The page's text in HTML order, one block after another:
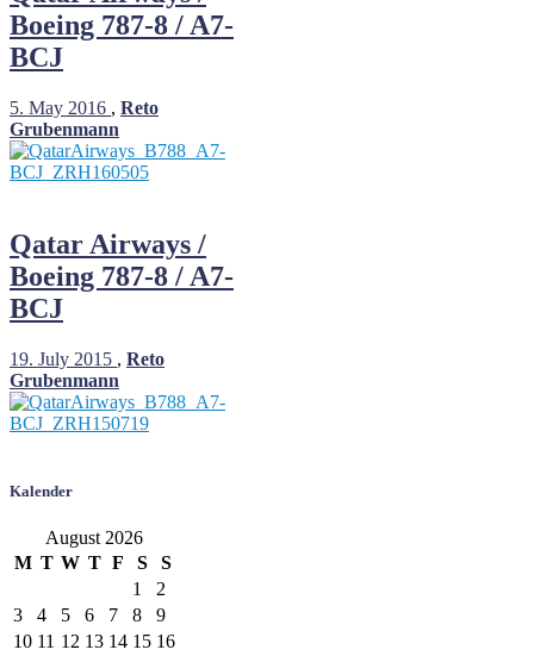
Boeing 787-8 / A7-
BCJ
5. May 2016 , Reto
Grubenmann
Qatar Airways /
Boeing 787-8 / A7-
BCJ
19. July 2015 , Reto
Grubenmann
Kalender
August 2026
M T W T F S
S
1
2
3
4 5 6 7 8
9
10 11 12 13 14 15 16